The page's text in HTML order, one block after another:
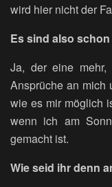
wird hier nicht der
Es sind also
Ja, der eine
Ansprüche an mich
wie es mir möglich
wenn ich am
gemacht ist.
Wie seid ihr denn